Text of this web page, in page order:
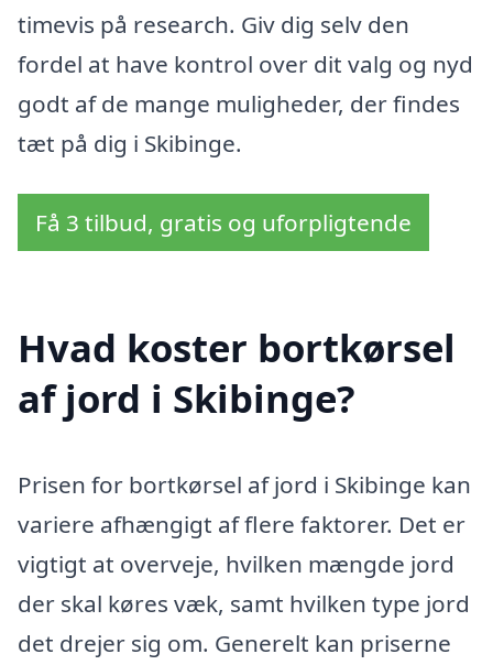
timevis på research. Giv dig selv den
fordel at have kontrol over dit valg og nyd
godt af de mange muligheder, der findes
tæt på dig i Skibinge.
Få 3 tilbud, gratis og uforpligtende
Hvad koster bortkørsel
af jord i Skibinge?
Prisen for bortkørsel af jord i Skibinge kan
variere afhængigt af flere faktorer. Det er
vigtigt at overveje, hvilken mængde jord
der skal køres væk, samt hvilken type jord
det drejer sig om. Generelt kan priserne